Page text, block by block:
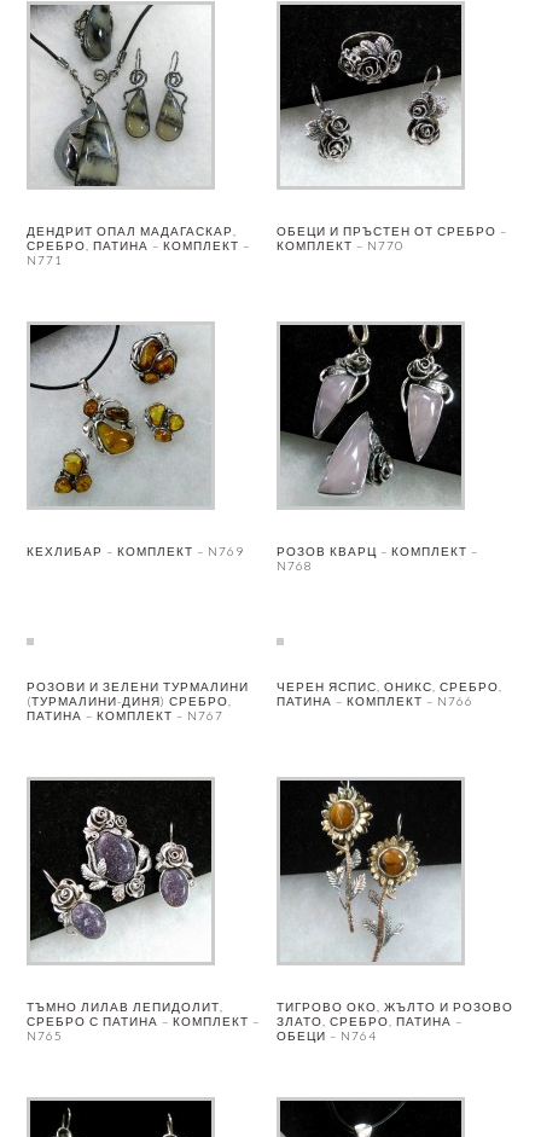
ДЕНДРИТ ОПАЛ МАДАГАСКАР,
СРЕБРО, ПАТИНА – КОМПЛЕКТ –
N771
ОБЕЦИ И ПРЪСТЕН ОТ СРЕБРО –
КОМПЛЕКТ – N770
КЕХЛИБАР – КОМПЛЕКТ – N769
РОЗОВ КВАРЦ – КОМПЛЕКТ –
N768
РОЗОВИ И ЗЕЛЕНИ ТУРМАЛИНИ
(ТУРМАЛИНИ-ДИНЯ) СРЕБРО,
ПАТИНА – КОМПЛЕКТ – N767
ЧЕРЕН ЯСПИС, ОНИКС, СРЕБРО,
ПАТИНА – КОМПЛЕКТ – N766
ТЪМНО ЛИЛАВ ЛЕПИДОЛИТ,
СРЕБРО С ПАТИНА – КОМПЛЕКТ –
N765
ТИГРОВО ОКО, ЖЪЛТО И РОЗОВО
ЗЛАТО, СРЕБРО, ПАТИНА –
ОБЕЦИ – N764